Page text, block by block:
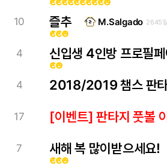
emoji_emotionsemoji_emotionsemoji_emotionsemoji_emotionsemoji_emotionsemoji_emotionsemoji_emotionsemoji_emotionsemoji_emotionsemoji_emotions
10
emoji_emotionsemoji_emotionsemoji_emotions
즐추 M.Salgado 2645
4
emoji_emotionsemoji_emotions
신입생 4인방 프로필
4 2018/2019 챔스 판
17 [이벤트] 판타지 풋볼
7
emoji_emotionsemoji_emotionsemoji_emotions
새해 복 많이받으세요!